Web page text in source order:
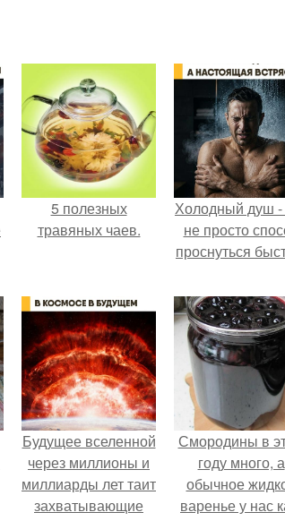
5 полезных
травяных чаев.
Холодный душ -
не просто
проснуться
Будущее вселенной
через миллионы и
миллиарды лет таит
захватывающие
Смородины в
году много, а
обычное
варенье у нас